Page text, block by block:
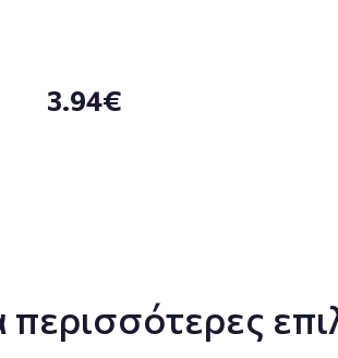
3.94€